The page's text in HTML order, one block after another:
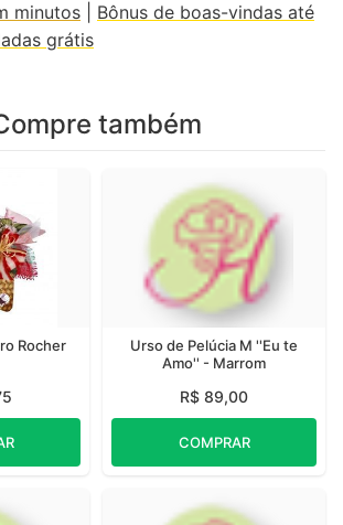
minutos
Bônus de boas-vindas até
grátis
também
Rocher
Urso de Pelúcia M ''Eu te
Amo'' - Marrom
R$ 89,00
COMPRAR